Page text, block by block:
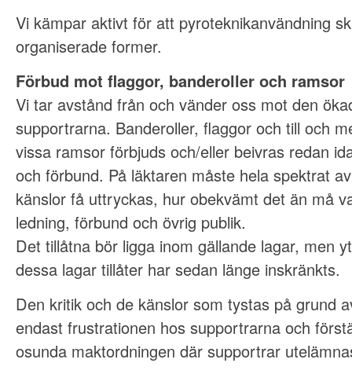
Vi kämpar aktivt för att pyroteknikanvändning
organiserade former.
Förbud mot flaggor, banderoller och ramsor
Vi tar avstånd från och vänder oss mot den
supportrarna. Banderoller, flaggor och till och
vissa ramsor förbjuds och/eller beivras redan
och förbund. På läktaren måste hela spektrat
känslor få uttryckas, hur obekvämt det än må
ledning, förbund och övrig publik.
Det tillåtna bör ligga inom gällande lagar, men
dessa lagar tillåter har sedan länge inskränkts.
Den kritik och de känslor som tystas på grund
endast frustrationen hos supportrarna och
osunda maktordningen där supportrar